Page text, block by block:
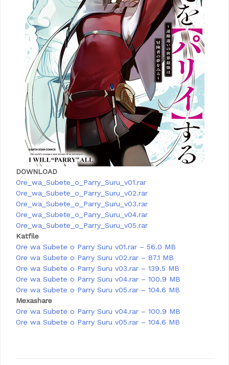
DOWNLOAD
Ore_wa_Subete_o_Parry_Suru_v01.rar
Ore_wa_Subete_o_Parry_Suru_v02.rar
Ore_wa_Subete_o_Parry_Suru_v03.rar
Ore_wa_Subete_o_Parry_Suru_v04.rar
Ore_wa_Subete_o_Parry_Suru_v05.rar
Katfile
Ore wa Subete o Parry Suru v01.rar – 56.0 MB
Ore wa Subete o Parry Suru v02.rar – 87.1 MB
Ore wa Subete o Parry Suru v03.rar – 139.5 MB
Ore wa Subete o Parry Suru v04.rar – 100.9 MB
Ore wa Subete o Parry Suru v05.rar – 104.6 MB
Mexashare
Ore wa Subete o Parry Suru v04.rar – 100.9 MB
Ore wa Subete o Parry Suru v05.rar – 104.6 MB